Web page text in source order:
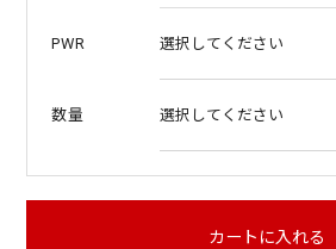
PWR
数量
カートに入れる